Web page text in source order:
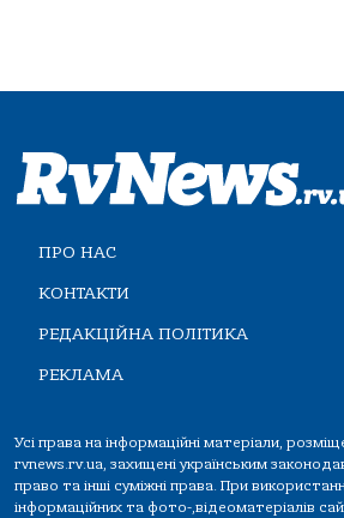
ПРО НАС
КОНТАКТИ
РЕДАКЦІЙНА ПОЛІТИКА
РЕКЛАМА
Усі права на інформаційні матеріали,
rvnews.rv.ua, захищені українським
право та інші суміжні права. При
інформаційних та фото-,відеоматеріалів